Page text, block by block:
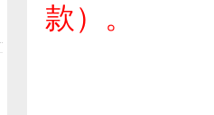
款）。